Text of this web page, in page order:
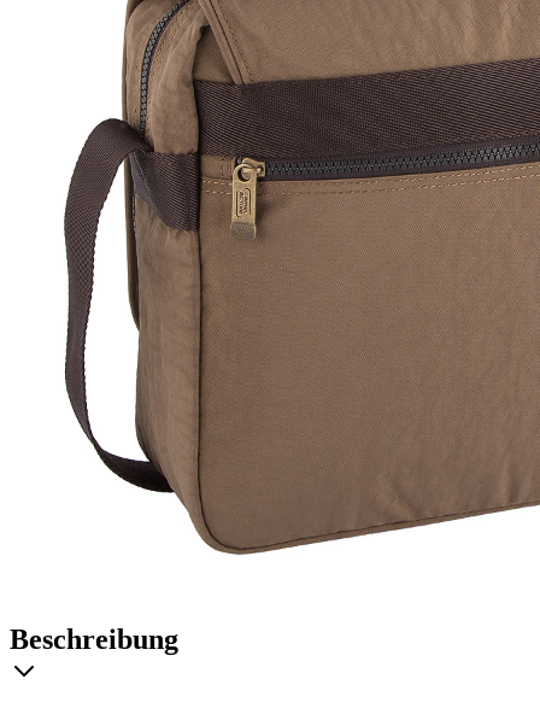
Beschreibung